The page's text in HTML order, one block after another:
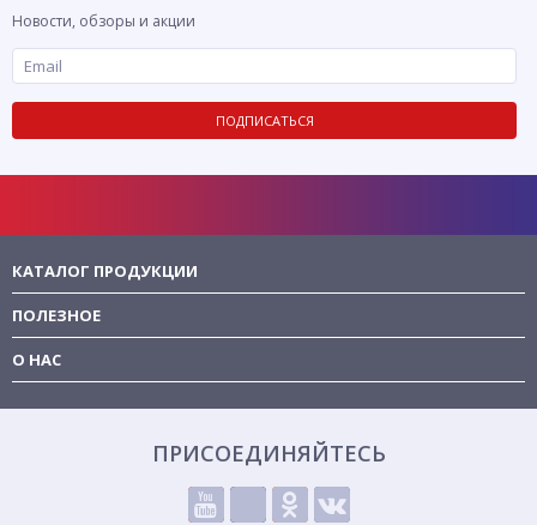
Новости, обзоры и акции
ПОДПИСАТЬСЯ
КАТАЛОГ ПРОДУКЦИИ
ПОЛЕЗНОЕ
О НАС
ПРИСОЕДИНЯЙТЕСЬ